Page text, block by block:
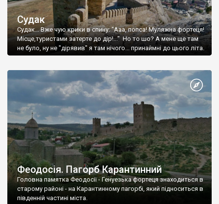
Судак
Судак... Вже чую крики в спину: "Ааа, попса! Муляжна фортеця!
Місце,туристами затерте до дір!..." Но то шо? А мене ще там
не було, ну не "дірявив" я там нічого... принаймні до цього літа.
Феодосія. Пагорб Карантинний
Головна памятка Феодосії - Генуезька фортеця знаходиться в
старому районі - на Карантинному пагорбі, який підноситься в
південній частині міста.